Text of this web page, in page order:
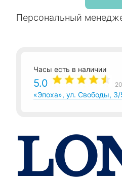
Персональный
Часы есть в наличии
5.0
«Эпоха», ул. Свободы, 3/